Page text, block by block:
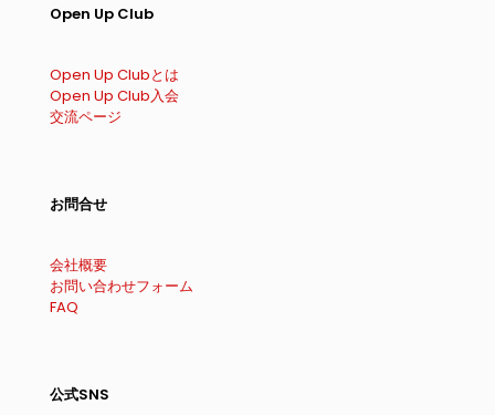
Open Up Club
Open Up Clubとは
Open Up Club入会
交流ページ
お問合せ
会社概要
お問い合わせフォーム
FAQ
公式SNS